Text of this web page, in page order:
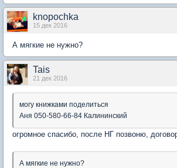
knopochka
15 дек 2016
А мягкие не нужно?
Tais
21 дек 2016
могу книжками поделиться
Аня 050-580-66-84 Калининский
огромное спасибо, после НГ позвоню,
А мягкие не нужно?